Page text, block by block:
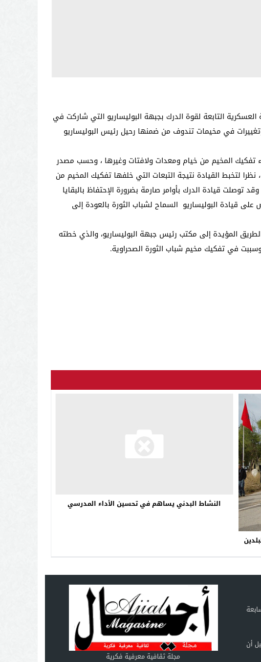
التابعة لقوة الدرك بجبهة البوليساريو التي شاركت في
في مخيمات تندوف من ضمنها رحيل رئيس البوليساريو
تفكيك المخيم من خيام ومعدات ولافتات وغيرها ، وحسب مصدر
لتخبط القيادة نتيجة التبعات التي خلفها تفكيك المخيم من
قيادة الدرك بأوامر صارمة بضرورة الإحتفاظ بالبقايا
قيادة البوليساريو السماح لشباب الثورة بالعودة إلى
المؤيدة إلى مكتب رئيس جبهة البوليساريو، والذي خطته
وسببت في تفكيك مخيم شباب الثورة الصحراوية.
النشاط البدني يساهم في تحسين الأداء المدرسي
أن
مجلة ثقافية معرفية فكرية